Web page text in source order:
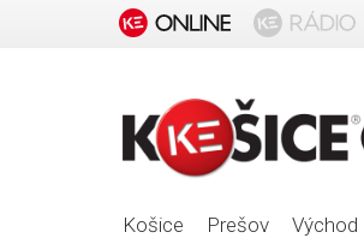
Košice Prešov Východ